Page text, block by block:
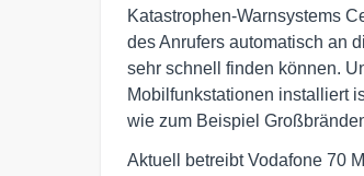
Katastrophen-Warnsystems
des Anrufers automatisch an
sehr schnell finden können.
Mobilfunkstationen installiert
wie zum Beispiel
Aktuell betreibt Vodafone 70